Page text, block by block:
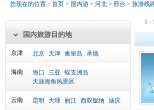
您现在的位置： 首页 > 国内游 > 河北 > 邢台 > 旅游线
国内旅游目的地
京津 北京 天津 秦皇岛 承德
海南 海口 三亚
蜈支洲岛
天涯海角风景区
云南 昆明 大理 丽江 西双版纳 迪庆
1 -